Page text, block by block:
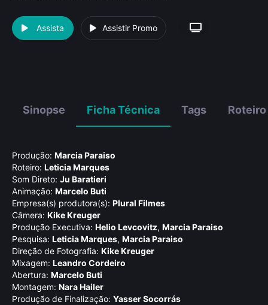
Assista Assistir Promo
Sinopse Ficha Técnica Tags Roteiro
Produção: Marcia Paraiso
Roteiro: Leticia Marques
Som Direto: Ju Baratieri
Animação: Marcelo Buti
Empresa(s) produtora(s): Plural Filmes
Câmera: Kike Kreuger
Produção Executiva: Helio Levcovitz, Marcia Paraiso
Pesquisa: Leticia Marques, Marcia Paraiso
Direção de Fotografia: Kike Kreuger
Mixagem: Leandro Cordeiro
Abertura: Marcelo Buti
Montagem: Nara Hailer
Produção de Finalização: Yasser Socorrás